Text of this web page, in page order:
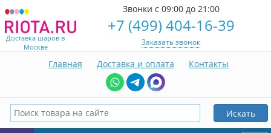
Доставка шаров в
Москве
Звонки с 09:00 до 21:00
+7 (499) 404-16-39
Заказать звонок
Главная Доставка и оплата Контакты
Искать